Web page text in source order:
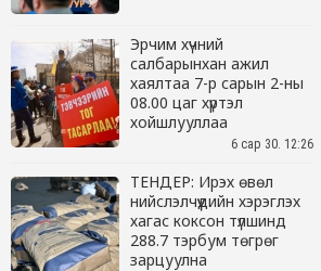
Эрчим хүчний
салбарынхан ажил
хаялтаа 7-р сарын 2-ны
08.00 цаг хүртэл
хойшлууллаа
6 сар 30. 12:26
ТЕНДЕР: Ирэх өвөл
нийслэлчүүдийн хэрэглэх
хагас коксон түлшинд
288.7 тэрбум төгрөг
зарцуулна